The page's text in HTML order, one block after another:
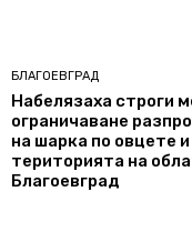
БЛАГОЕВГРАД
Набелязаха строги
ограничаване
на шарка по овцете
територията на
Благоевград